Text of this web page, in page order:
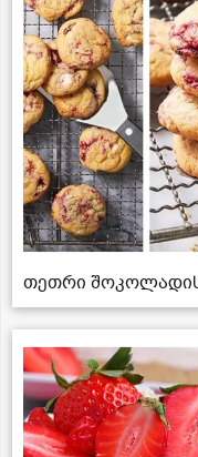
თეთრი